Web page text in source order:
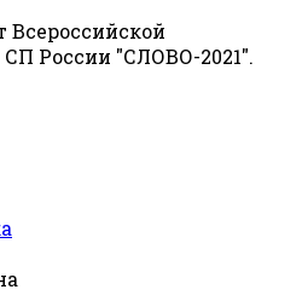
Всероссийской
России "СЛОВО-2021".